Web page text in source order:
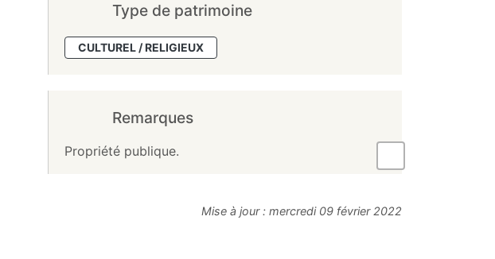
Type de patrimoine
CULTUREL / RELIGIEUX
Remarques
Propriété publique.
Mise à jour : mercredi 09 février 2022